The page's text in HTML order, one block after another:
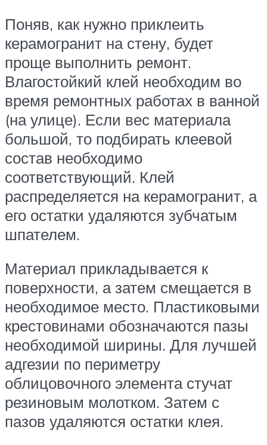
Поняв, как нужно приклеить
керамогранит на стену, будет
проще выполнить ремонт.
Влагостойкий клей необходим во
время ремонтных работах в ванной
(на улице). Если вес материала
большой, то подбирать клеевой
состав необходимо
соответствующий. Клей
распределяется на керамогранит, а
его остатки удаляются зубчатым
шпателем.
Материал прикладывается к
поверхности, а затем смещается в
необходимое место. Пластиковыми
крестовинами обозначаются пазы
необходимой ширины. Для лучшей
адгезии по периметру
облицовочного элемента стучат
резиновым молотком. Затем с
пазов удаляются остатки клея.